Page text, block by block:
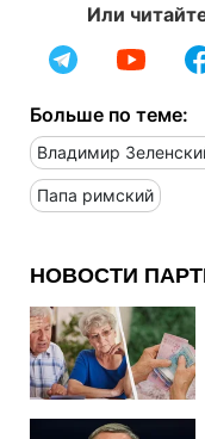
Или
Больше по теме:
Владимир
Папа римский